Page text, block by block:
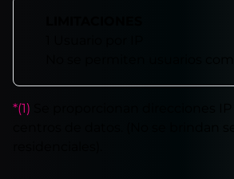
*(1)
Se proporcionan direcciones
centros de datos. (No se brindan